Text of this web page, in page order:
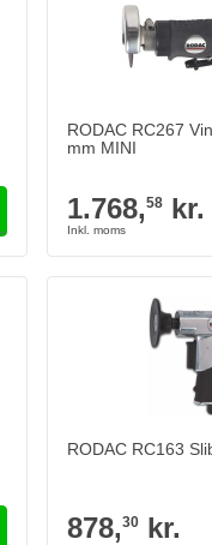
RODAC RC267
mm MINI
1.768,58kr.
RODAC RC163
878,30kr.